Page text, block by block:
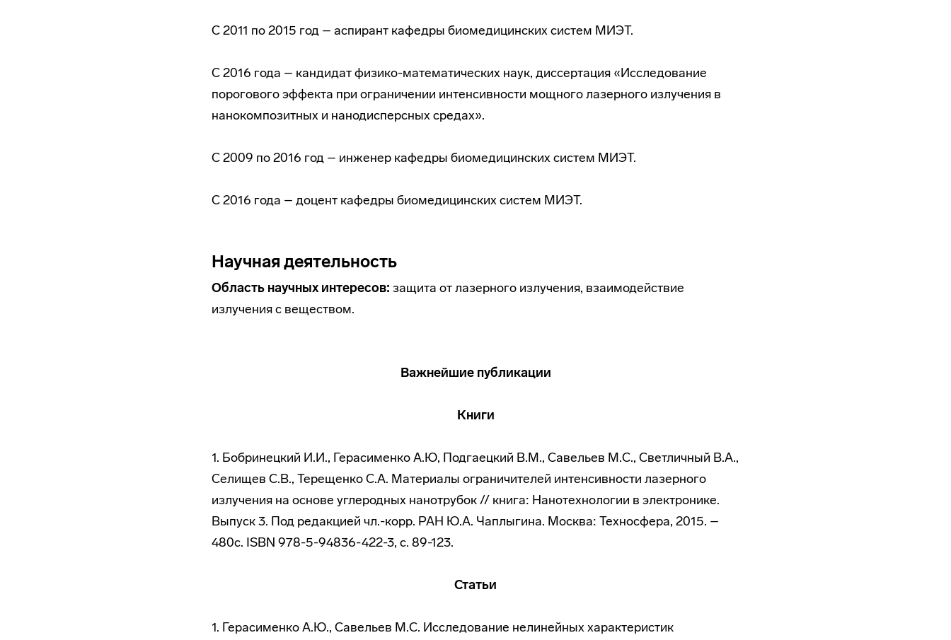
С 2011 по 2015 год – аспирант кафедры биомедицинских систем МИЭТ.
С 2016 года – кандидат физико-математических наук, диссертация «Исследование
порогового эффекта при ограничении интенсивности мощного лазерного излучения в
нанокомпозитных и нанодисперсных средах».
С 2009 по 2016 год – инженер кафедры биомедицинских систем МИЭТ.
С 2016 года – доцент кафедры биомедицинских систем МИЭТ.
Научная деятельность
Область научных интересов: защита от лазерного излучения, взаимодействие
излучения с веществом.
Важнейшие публикации
Книги
1. Бобринецкий И.И., Герасименко А.Ю, Подгаецкий В.М., Савельев М.С., Светличный В.А.,
Селищев С.В., Терещенко С.А. Материалы ограничителей интенсивности лазерного
излучения на основе углеродных нанотрубок // книга: Нанотехнологии в электронике.
Выпуск 3. Под редакцией чл.-корр. РАН Ю.А. Чаплыгина. Москва: Техносфера, 2015. –
480c. ISBN 978-5-94836-422-3, с. 89-123.
Статьи
1. Герасименко А.Ю., Савельев М.С. Исследование нелинейных характеристик